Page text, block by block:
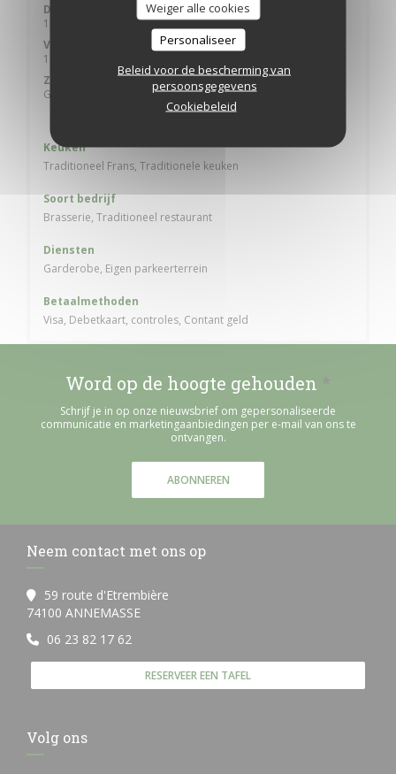
Weiger alle cookies
Personaliseer
Beleid voor de bescherming van
persoonsgegevens
Cookiebeleid
Donderdag
12:00 - 14:30 *
19:00 - 21:30 *
Vrijdag
12:00 - 14:30 *
Zat
Gesloten
* Alleen reserveringen
Keuken
Traditioneel Frans, Traditionele keuken
Soort bedrijf
Brasserie, Traditioneel restaurant
Diensten
Garderobe, Eigen parkeerterrein
Betaalmethoden
Visa, Debetkaart, controles, Contant geld
Word op de hoogte gehouden *
Schrijf je in op onze nieuwsbrief om gepersonaliseerde
communicatie en marketingaanbiedingen per e-mail van ons te
ontvangen.
ABONNEREN
Neem contact met ons op
59 route d'Etrembière
74100 ANNEMASSE((opent in een nieuw venster))
06 23 82 17 62
RESERVEER EEN TAFEL
Volg ons